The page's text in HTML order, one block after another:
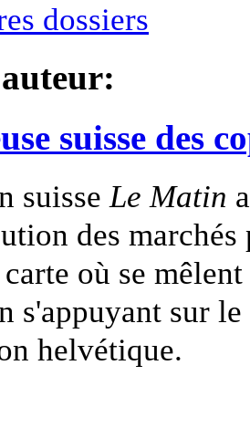
dossiers
suisse des
suisse Le Matin
des
où se
s'appuyant sur
helvétique.